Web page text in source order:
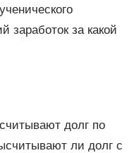
заработок за какой
долг по
ли долг с